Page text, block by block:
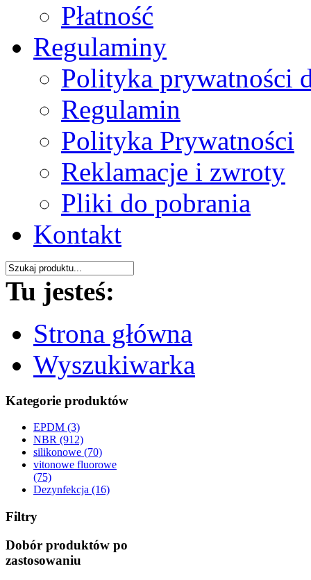
Płatność
Regulaminy
Polityka prywatności
Regulamin
Polityka Prywatności
Reklamacje i zwroty
Pliki do pobrania
Kontakt
Tu jesteś:
Strona główna
Wyszukiwarka
Kategorie produktów
EPDM (3)
NBR (912)
silikonowe (70)
vitonowe fluorowe
(75)
Dezynfekcja (16)
Filtry
Dobór produktów po
zastosowaniu